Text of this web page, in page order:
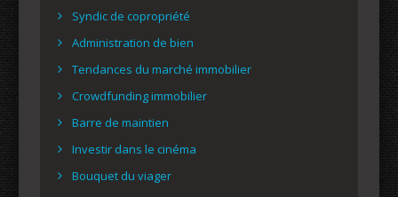
Syndic de copropriété
Administration de bien
Tendances du marché immobilier
Crowdfunding immobilier
Barre de maintien
Investir dans le cinéma
Bouquet du viager